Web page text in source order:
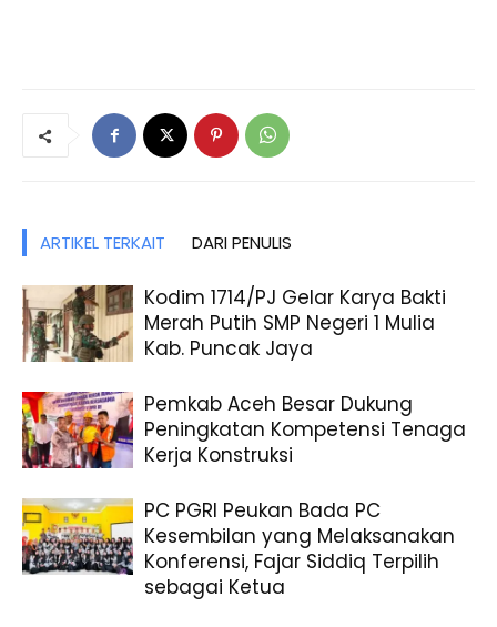
ARTIKEL TERKAIT DARI PENULIS
Kodim 1714/PJ Gelar Karya Bakti
Merah Putih SMP Negeri 1 Mulia
Kab. Puncak Jaya
Pemkab Aceh Besar Dukung
Peningkatan Kompetensi Tenaga
Kerja Konstruksi
PC PGRI Peukan Bada PC
Kesembilan yang Melaksanakan
Konferensi, Fajar Siddiq Terpilih
sebagai Ketua